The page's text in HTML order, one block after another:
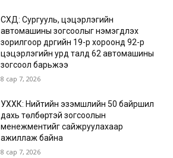
СХД: Сургууль, цэцэрлэгийн
автомашины зогсоолыг нэмэгдүүлэх
зорилгоор дүүргийн 19-р хороонд 92-р
цэцэрлэгийн урд талд 62 автомашины
зогсоол барьжээ
8 сар 7, 2026
УХХК: Нийтийн эзэмшлийн 50 байршил
дахь төлбөртэй зогсоолын
менежментийг сайжруулахаар
ажиллаж байна
8 сар 7, 2026